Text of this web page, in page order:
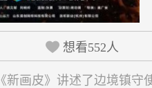
 想看552人
《新画皮》讲述了边境镇